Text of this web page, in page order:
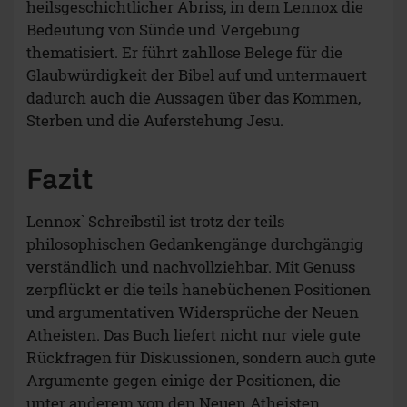
heilsgeschichtlicher Abriss, in dem Lennox die
Bedeutung von Sünde und Vergebung
thematisiert. Er führt zahllose Belege für die
Glaubwürdigkeit der Bibel auf und untermauert
dadurch auch die Aussagen über das Kommen,
Sterben und die Auferstehung Jesu.
Fazit
Lennox` Schreibstil ist trotz der teils
philosophischen Gedankengänge durchgängig
verständlich und nachvollziehbar. Mit Genuss
zerpflückt er die teils hanebüchenen Positionen
und argumentativen Widersprüche der Neuen
Atheisten. Das Buch liefert nicht nur viele gute
Rückfragen für Diskussionen, sondern auch gute
Argumente gegen einige der Positionen, die